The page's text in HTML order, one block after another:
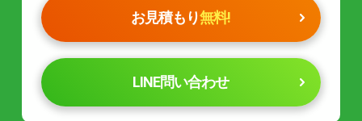
お見積もり無料!
LINE問い合わせ